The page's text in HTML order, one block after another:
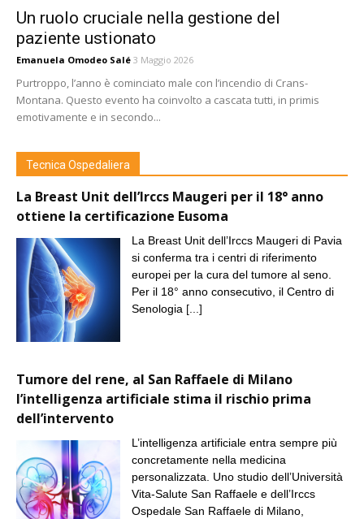
Un ruolo cruciale nella gestione del
paziente ustionato
Emanuela Omodeo Salé 3 Maggio 2026
Purtroppo, l’anno è cominciato male con l’incendio di Crans-
Montana. Questo evento ha coinvolto a cascata tutti, in primis
emotivamente e in secondo...
Tecnica Ospedaliera
La Breast Unit dell’Irccs Maugeri per il 18° anno
ottiene la certificazione Eusoma
La Breast Unit dell’Irccs Maugeri di Pavia
si conferma tra i centri di riferimento
europei per la cura del tumore al seno.
Per il 18° anno consecutivo, il Centro di
Senologia [...]
Tumore del rene, al San Raffaele di Milano
l’intelligenza artificiale stima il rischio prima
dell’intervento
L’intelligenza artificiale entra sempre più
concretamente nella medicina
personalizzata. Uno studio dell’Università
Vita-Salute San Raffaele e dell’Irccs
Ospedale San Raffaele di Milano,